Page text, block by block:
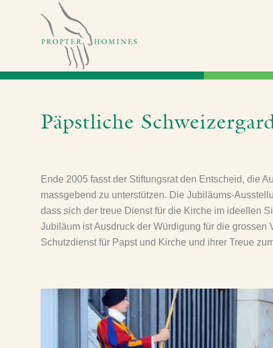
Päpstliche
Ende 2005 fasst der Stiftungsrat den Entscheid, die
massgebend zu unterstützen. Die Jubiläums-
dass sich der treue Dienst für die Kirche im ideellen
Jubiläum ist Ausdruck der Würdigung für die
Schutzdienst für Papst und Kirche und ihrer Treue